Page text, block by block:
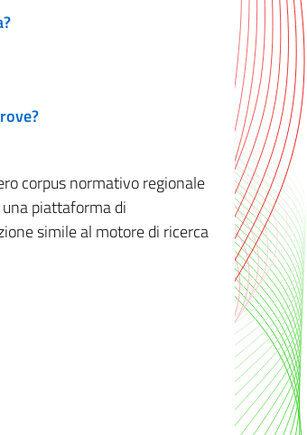
corpus normativo regionale
piattaforma di
simile al motore di ricerca